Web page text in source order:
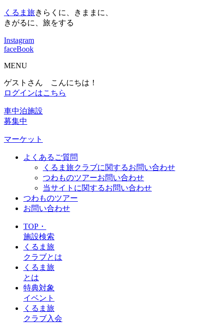
くるま旅きらくに、きままに、
きがるに、旅をする
Instagram
faceBook
MENU
ゲストさん こんにちは！
ログインはこちら
車中泊施設
募集中
マーケット
よくあるご質問
くるま旅クラブに関するお問い合わせ
つわものツアーお問い合わせ
当サイトに関するお問い合わせ
つわものツアー
お問い合わせ
TOP・
施設検索
くるま旅
クラブとは
くるま旅
とは
特典対象
イベント
くるま旅
クラブ入会